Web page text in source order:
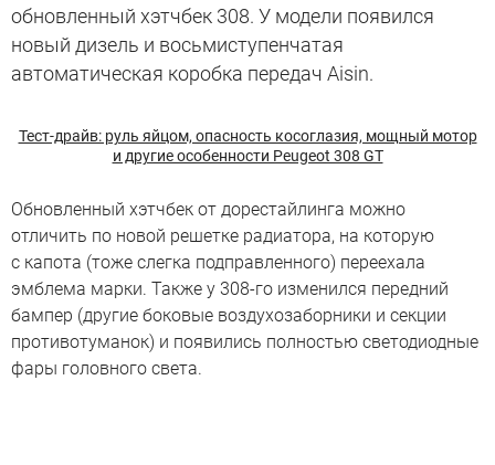
обновленный хэтчбек 308. У модели появился
новый дизель и восьмиступенчатая
автоматическая коробка передач Aisin.
Тест-драйв: руль яйцом, опасность косоглазия, мощный мотор
и другие особенности Peugeot 308 GT
Обновленный хэтчбек от дорестайлинга можно
отличить по новой решетке радиатора, на которую
с капота (тоже слегка подправленного) переехала
эмблема марки. Также у 308-го изменился передний
бампер (другие боковые воздухозаборники и секции
противотуманок) и появились полностью светодиодные
фары головного света.